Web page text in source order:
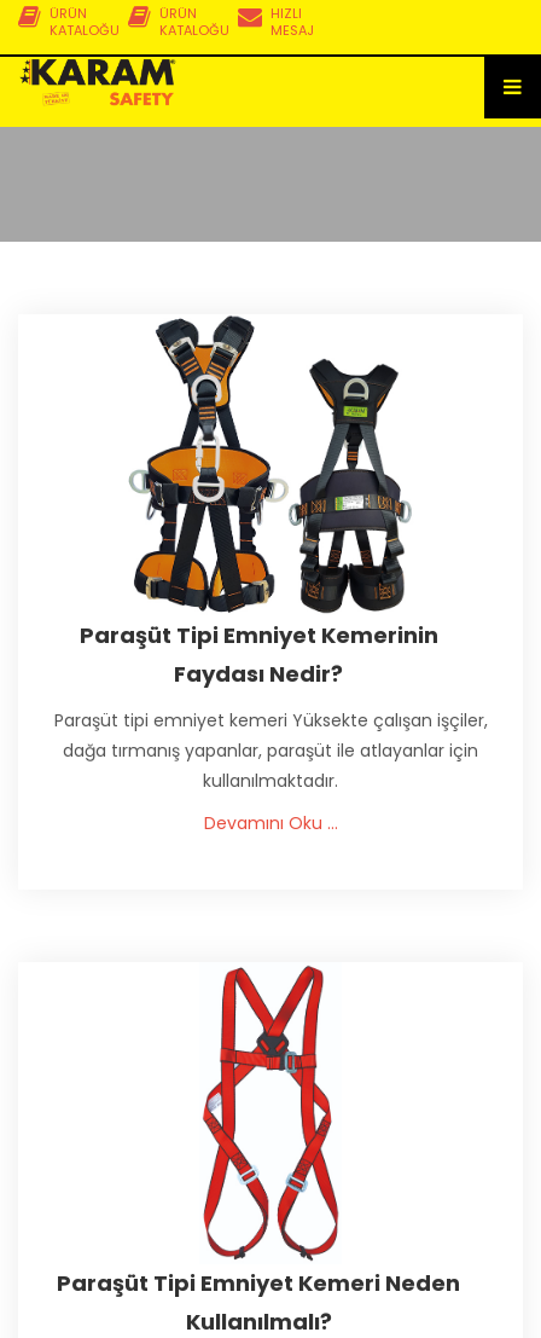
HIZLI
MESAJ
ÜRÜN
KATALOĞU
ÜRÜN
KATALOĞU
Paraşüt Tipi Emniyet Kemerinin
Faydası Nedir?
Paraşüt tipi emniyet kemeri Yüksekte çalışan işçiler,
dağa tırmanış yapanlar, paraşüt ile atlayanlar için
kullanılmaktadır.
Devamını Oku ...
Paraşüt Tipi Emniyet Kemeri Neden
Kullanılmalı?